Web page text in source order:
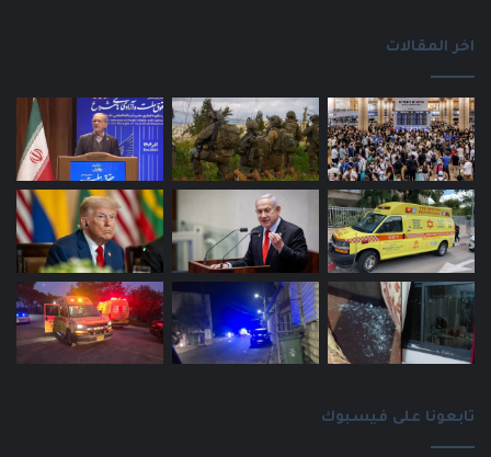
اخر المقالات
تابعونا على فيسبوك